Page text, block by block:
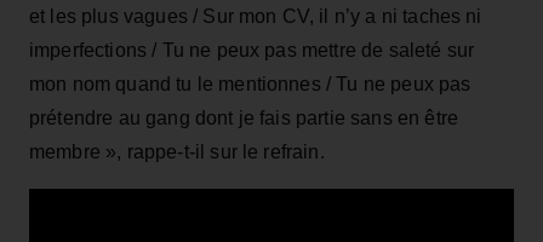
et les plus vagues / Sur mon CV, il n’y a ni taches ni
imperfections / Tu ne peux pas mettre de saleté sur
mon nom quand tu le mentionnes / Tu ne peux pas
prétendre au gang dont je fais partie sans en être
membre », rappe-t-il sur le refrain.